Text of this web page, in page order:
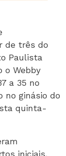
de três do
Paulista
o Webby
a 35 no
no ginásio do
quinta-
iniciais,